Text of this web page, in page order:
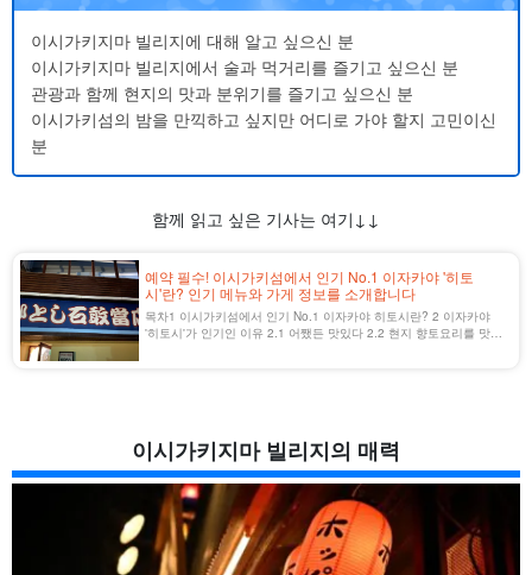
이시가키지마 빌리지에 대해 알고 싶으신 분
이시가키지마 빌리지에서 술과 먹거리를 즐기고 싶으신 분
관광과 함께 현지의 맛과 분위기를 즐기고 싶으신 분
이시가키섬의 밤을 만끽하고 싶지만 어디로 가야 할지 고민이신
분
함께 읽고 싶은 기사는 여기↓↓
예약 필수! 이시가키섬에서 인기 No.1 이자카야 '히토
시'란? 인기 메뉴와 가게 정보를 소개합니다
목차1 이시가키섬에서 인기 No.1 이자카야 히토시란? 2 이자카야
'히토시'가 인기인 이유 2.1 어쨌든 맛있다 2.2 현지 향토요리를 맛볼
이시가키지마 빌리지의 매력